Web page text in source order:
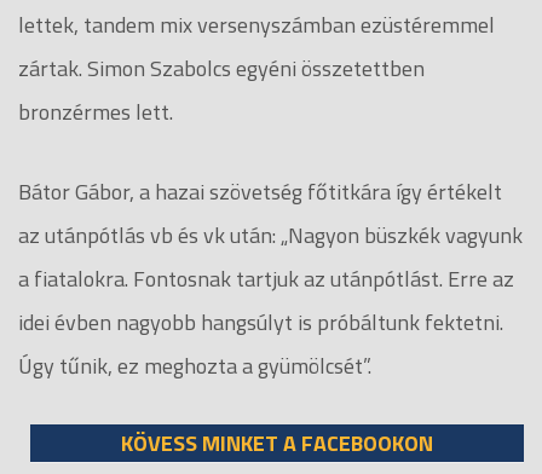
lettek, tandem mix versenyszámban ezüstéremmel
zártak. Simon Szabolcs egyéni összetettben
bronzérmes lett.
Bátor Gábor, a hazai szövetség főtitkára így értékelt
az utánpótlás vb és vk után: „Nagyon büszkék vagyunk
a fiatalokra. Fontosnak tartjuk az utánpótlást. Erre az
idei évben nagyobb hangsúlyt is próbáltunk fektetni.
Úgy tűnik, ez meghozta a gyümölcsét”.
KÖVESS MINKET A FACEBOOKON